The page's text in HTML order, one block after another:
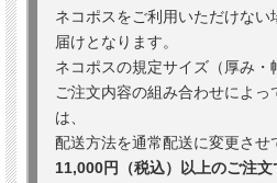
ネコポスをご利用いただけない
届けとなります。
ネコポスの規定サイズ（厚み・
ご注文内容の組み合わせによっ
は、
配送方法を通常配送に変更させ
11,000円（税込）以上のご注文